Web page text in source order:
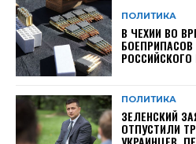
ПОЛИТИКА
В ЧЕХИИ ВО
ПОЛИТИКА
ЗЕЛЕНСКИЙ
ОТПУСТИЛИ